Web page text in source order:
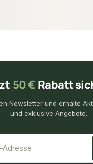
50 € Rabatt
Newsletter und erhalte
und exklusive Angebote.